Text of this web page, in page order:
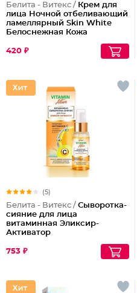
Белита - Витекс / Крем для
лица Ночной отбеливающий
ламеллярный Skin White
Белоснежная Кожа
420 ₽
(5)
Белита - Витекс / Сыворотка-
сияние для лица
витаминная Эликсир-
Активатор
753 ₽